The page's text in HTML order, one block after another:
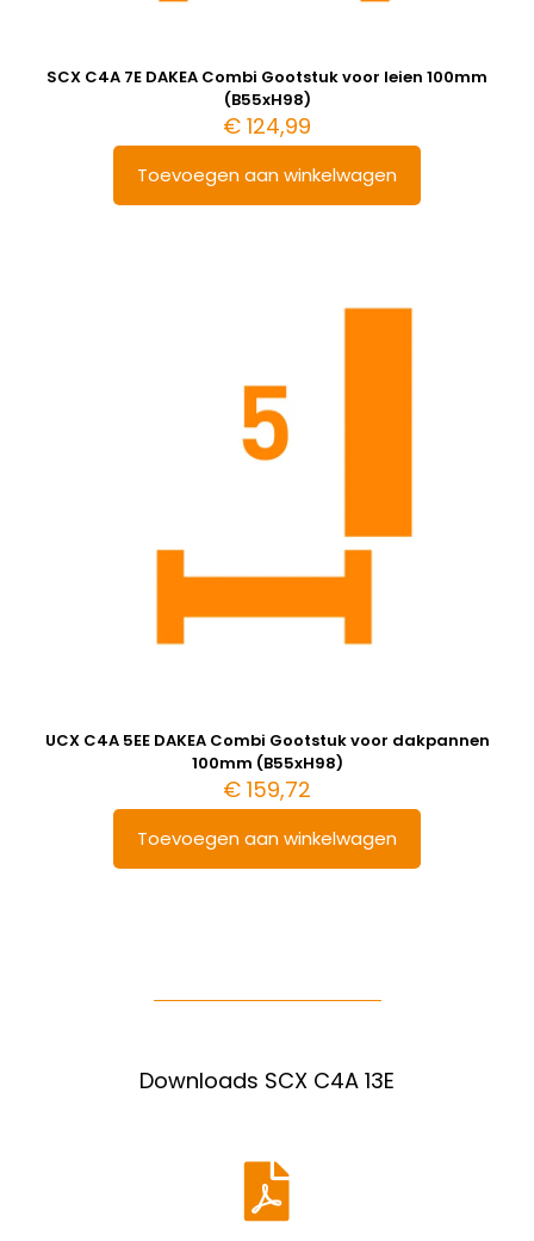
SCX C4A 7E DAKEA Combi Gootstuk voor leien 100mm
(B55xH98)
€ 124,99
Toevoegen aan winkelwagen
UCX C4A 5EE DAKEA Combi Gootstuk voor dakpannen
100mm (B55xH98)
€ 159,72
Toevoegen aan winkelwagen
Downloads SCX C4A 13E